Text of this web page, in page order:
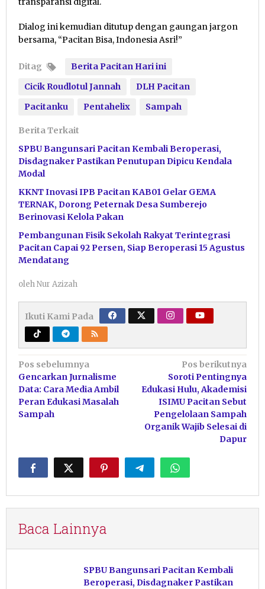
Dialog ini kemudian ditutup dengan gaungan jargon
bersama, “Pacitan Bisa, Indonesia Asri!”
Ditag
Berita Pacitan Hari ini
Cicik Roudlotul Jannah
DLH Pacitan
Pacitanku
Pentahelix Sampah
Berita Terkait
SPBU Bangunsari Pacitan Kembali Beroperasi,
Disdagnaker Pastikan Penutupan Dipicu Kendala
Modal
KKNT Inovasi IPB Pacitan KAB01 Gelar GEMA
TERNAK, Dorong Peternak Desa Sumberejo
Berinovasi Kelola Pakan
Pembangunan Fisik Sekolah Rakyat Terintegrasi
Pacitan Capai 92 Persen, Siap Beroperasi 15 Agustus
Mendatang
olehNur Azizah
Ikuti Kami Pada
Navigasi
pos
Pos sebelumnya
Gencarkan Jurnalisme
Data: Cara Media Ambil
Peran Edukasi Masalah
Sampah
Pos berikutnya
Soroti Pentingnya
Edukasi Hulu, Akademisi
ISIMU Pacitan Sebut
Pengelolaan Sampah
Organik Wajib Selesai di
Dapur
Baca Lainnya
SPBU Bangunsari Pacitan Kembali
Beroperasi, Disdagnaker Pastikan